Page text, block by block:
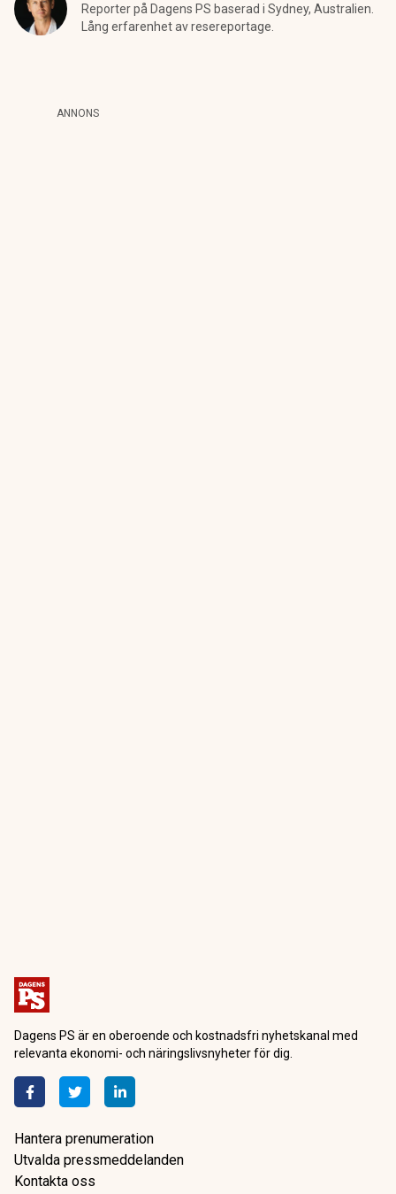
Reporter på Dagens PS baserad i Sydney, Australien.
Lång erfarenhet av resereportage.
ANNONS
Dagens PS är en oberoende och kostnadsfri nyhetskanal med
relevanta ekonomi- och näringslivsnyheter för dig.
Hantera prenumeration
Utvalda pressmeddelanden
Kontakta oss